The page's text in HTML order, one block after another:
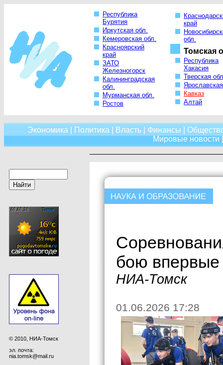
Республика
Бурятия
Иркутская обл.
Кемеровская обл.
Красноярский
край
ЗАТО
Железногорск
Калининградская
обл.
Мурманская обл.
Ростов
край
обл.
Томская
Республика
Хакасия
Тверская
Кавказ
Алтай
Экономика Политика Власть Финансы
Мировые новости
© 2010, НИА-Томск
эл. почта:
nia.tomsk@mail.ru
бою
НИА-Томск
01.06.2026 17:28